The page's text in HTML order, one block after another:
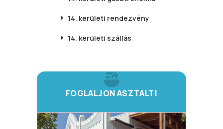
14. kerületi rendezvény
14. kerületi szállás
FOGLALJON ASZTALT!